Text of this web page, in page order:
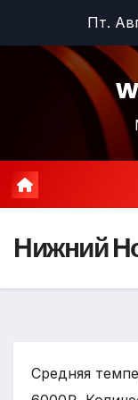
содержимому
Пт.
Нижний
Средняя